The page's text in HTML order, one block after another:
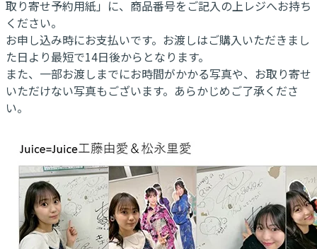
取り寄せ予約用紙」に、商品番号をご記入の上レジへお持ち
ください。
お申し込み時にお支払いです。お渡しはご購入いただきまし
た日より最短で14日後からとなります。
また、一部お渡しまでにお時間がかかる写真や、お取り寄せ
いただけない写真もございます。あらかじめご了承くださ
い。